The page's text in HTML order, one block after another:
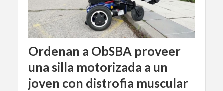
Ordenan a ObSBA proveer
una silla motorizada a un
joven con distrofia muscular